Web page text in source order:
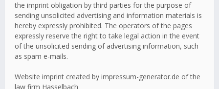
the imprint obligation by third parties for the purpose of
sending unsolicited advertising and information materials is
hereby expressly prohibited. The operators of the pages
expressly reserve the right to take legal action in the event
of the unsolicited sending of advertising information, such
as spam e-mails.
Website imprint created by impressum-generator.de of the
law firm Hasselbach